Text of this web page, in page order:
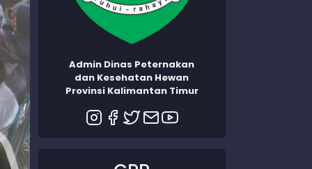
Admin Dinas Peternakan
dan Kesehatan Hewan
Provinsi Kalimantan Timur